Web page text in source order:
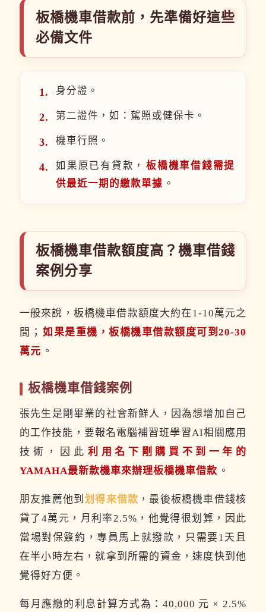
板橋機車借款前，先準備好這些
必備文件
身分證。
第二證件，如：駕照或健保卡。
機車行照。
如果原已有貸款， 板橋機車借錢需提
供最近一期的繳款單據 。
板橋機車借款額度高？機車借錢
案例分享
一般來說，板橋機車借款額度大約在1-10萬元之
間； 如果是重機，板橋機車借款額度可到20-30
萬元 。
板橋機車借錢案例
張先生是剛畢業的社會新鮮人，因為想增加自己
的工作技能，要報名電腦補習班學習AI相關應用
技術，因此 利用名下剛購買不到一年的
YAMAHA最新款機車來辦理板橋機車借款 。
朋友推薦他到划得來借款 ，最後板橋機車借錢核
貸了4萬元，月利率2.5%，他覺得很划算，因此
當場對保簽約，專員馬上就撥款，只需要1天且
在半小時左右，就拿到所需的資金，速度快到他
覺得好方便。
每月應繳的利息計算方式為：40,000 元 × 2.5%